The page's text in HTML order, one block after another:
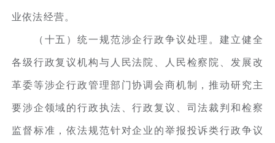
业依法经营。
（十五）统一规范涉企行政争议处理。建立健全
各级行政复议机构与人民法院、人民检察院、发展改
革委等涉企行政管理部门协调会商机制，推动研究主
要涉企领域的行政执法、行政复议、司法裁判和检察
监督标准，依法规范针对企业的举报投诉类行政争议